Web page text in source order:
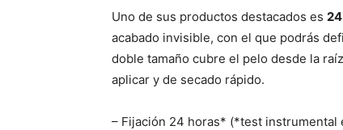
Uno de sus productos destacados es
acabado invisible, con el que podrás
doble tamaño cubre el pelo desde la
aplicar y de secado rápido.
– Fijación 24 horas* (*test instrumental